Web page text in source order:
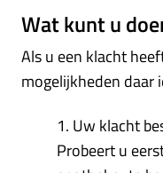
Wat kunt u
Als u een klacht
mogelijkheden daar
1. Uw klacht
Probeert u